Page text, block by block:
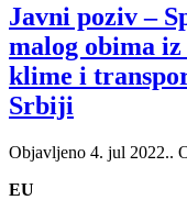
Javni poziv –
malog obima
klime i
Srbiji
Objavljeno 4. jul 2022..
EU